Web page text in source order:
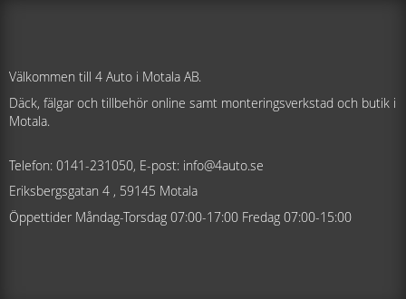
Välkommen till 4 Auto i Motala AB.
Däck, fälgar och tillbehör online samt monteringsverkstad och butik i
Motala.
Telefon: 0141-231050, E-post: info@4auto.se
Eriksbergsgatan 4 , 59145 Motala
Öppettider Måndag-Torsdag 07:00-17:00 Fredag 07:00-15:00